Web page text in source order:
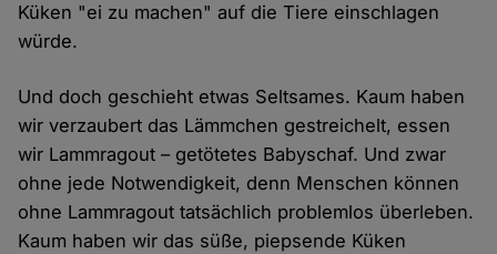
Küken "ei zu machen" auf die Tiere einschlagen
würde.
Und doch geschieht etwas Seltsames. Kaum haben
wir verzaubert das Lämmchen gestreichelt, essen
wir Lammragout – getötetes Babyschaf. Und zwar
ohne jede Notwendigkeit, denn Menschen können
ohne Lammragout tatsächlich problemlos überleben.
Kaum haben wir das süße, piepsende Küken